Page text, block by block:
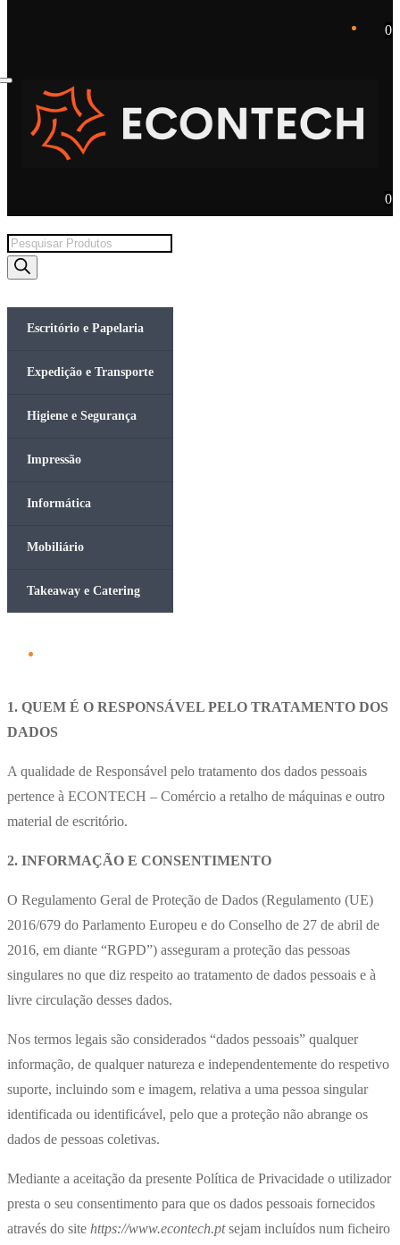
0
0
Products
search
Escritório e Papelaria
Expedição e Transporte
Higiene e Segurança
Impressão
Informática
Mobiliário
Takeaway e Catering
1. QUEM É O RESPONSÁVEL PELO TRATAMENTO DOS
DADOS
A qualidade de Responsável pelo tratamento dos dados pessoais
pertence à ECONTECH – Comércio a retalho de máquinas e outro
material de escritório.
2. INFORMAÇÃO E CONSENTIMENTO
O Regulamento Geral de Proteção de Dados (Regulamento (UE)
2016/679 do Parlamento Europeu e do Conselho de 27 de abril de
2016, em diante “RGPD”) asseguram a proteção das pessoas
singulares no que diz respeito ao tratamento de dados pessoais e à
livre circulação desses dados.
Nos termos legais são considerados “dados pessoais” qualquer
informação, de qualquer natureza e independentemente do respetivo
suporte, incluindo som e imagem, relativa a uma pessoa singular
identificada ou identificável, pelo que a proteção não abrange os
dados de pessoas coletivas.
Mediante a aceitação da presente Política de Privacidade o utilizador
presta o seu consentimento para que os dados pessoais fornecidos
através do site https://www.econtech.ptsejam incluídos num ficheiro